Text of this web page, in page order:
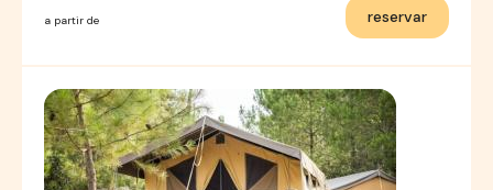
a partir de reservar